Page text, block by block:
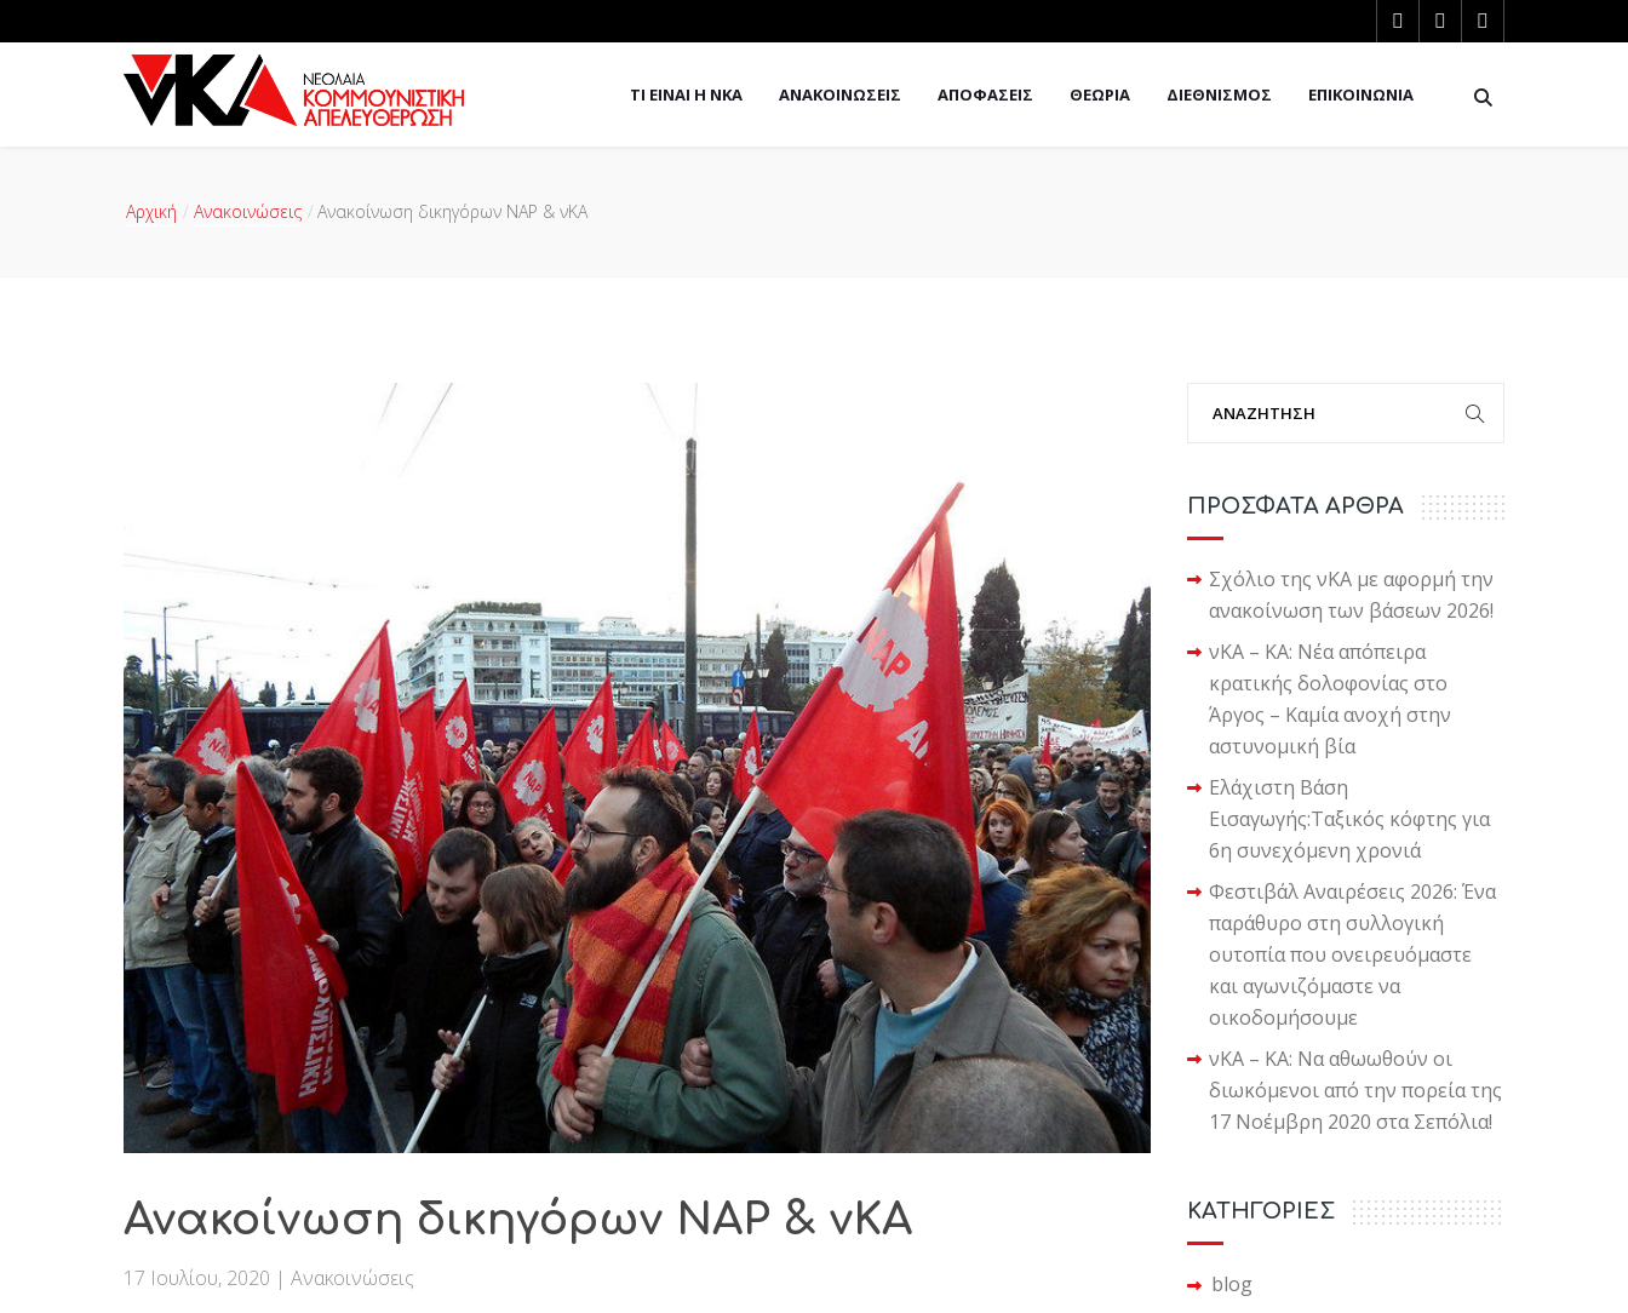
ΤΙ ΕΙΝΑΙ Η ΝΚΑ ΑΝΑΚΟΙΝΩΣΕΙΣ ΑΠΟΦΑΣΕΙΣ ΘΕΩΡΙΑ ΔΙΕΘΝΙΣΜΟΣ ΕΠΙΚΟΙΝΩΝΙΑ
Αρχική Ανακοινώσεις Ανακοίνωση δικηγόρων ΝΑΡ & νΚΑ
Ανακοίνωση δικηγόρων ΝΑΡ & νΚΑ
17 Ιουλίου, 2020 | Ανακοινώσεις
ΠΡΟΣΦΑΤΑ ΑΡΘΡΑ
Σχόλιο της νΚΑ με αφορμή την
ανακοίνωση των βάσεων 2026!
νΚΑ – ΚΑ: Νέα απόπειρα
κρατικής δολοφονίας στο
Άργος – Καμία ανοχή στην
αστυνομική βία
Ελάχιστη Βάση
Εισαγωγής:Ταξικός κόφτης για
6η συνεχόμενη χρονιά
Φεστιβάλ Αναιρέσεις 2026: Ένα
παράθυρο στη συλλογική
ουτοπία που ονειρευόμαστε
και αγωνιζόμαστε να
οικοδομήσουμε
νΚΑ – ΚΑ: Να αθωωθούν οι
διωκόμενοι από την πορεία της
17 Νοέμβρη 2020 στα Σεπόλια!
KΑΤΗΓΟΡΙΕΣ
blog